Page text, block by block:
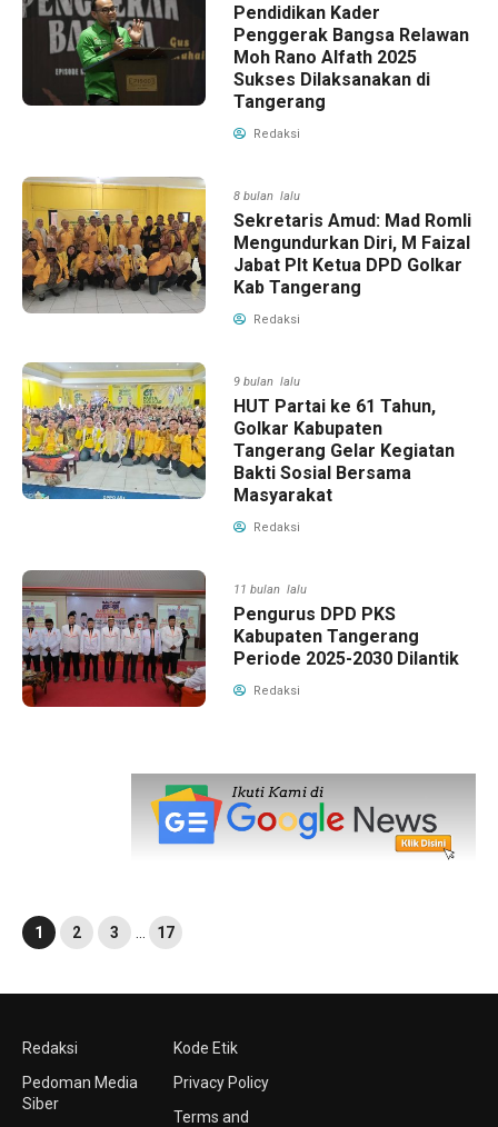
Pendidikan Kader
Penggerak Bangsa Relawan
Moh Rano Alfath 2025
Sukses Dilaksanakan di
Tangerang
Redaksi
8 bulan lalu
Sekretaris Amud: Mad Romli
Mengundurkan Diri, M Faizal
Jabat Plt Ketua DPD Golkar
Kab Tangerang
Redaksi
9 bulan lalu
HUT Partai ke 61 Tahun,
Golkar Kabupaten
Tangerang Gelar Kegiatan
Bakti Sosial Bersama
Masyarakat
Redaksi
11 bulan lalu
Pengurus DPD PKS
Kabupaten Tangerang
Periode 2025-2030 Dilantik
Redaksi
1 2 3 17
Redaksi
Pedoman Media
Siber
Kode Etik
Privacy Policy
Terms and